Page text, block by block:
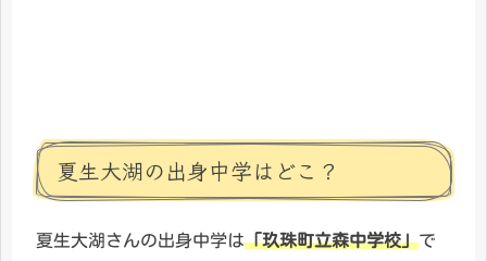
夏生大湖の出身中学はどこ？
夏生大湖さんの出身中学は「玖珠町立森中学校」で